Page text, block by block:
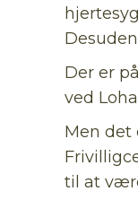
Der er
ved
Men det
til at